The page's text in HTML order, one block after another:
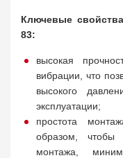
Ключевые
83:
высокая
вибрации, что
высокого
эксплуатации;
простота
образом, чтобы
монтажа,